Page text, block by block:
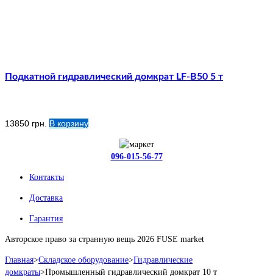
Подкатной гидравлический домкрат LF-B50 5 т
13850 грн. В корзину
096-015-56-77
Контакты
Доставка
Гарантия
Авторское право за странную вещь 2026 FUSE market
Главная>Складское оборудование>Гидравлические
домкраты>Промышленный гидравлический домкрат 10 т